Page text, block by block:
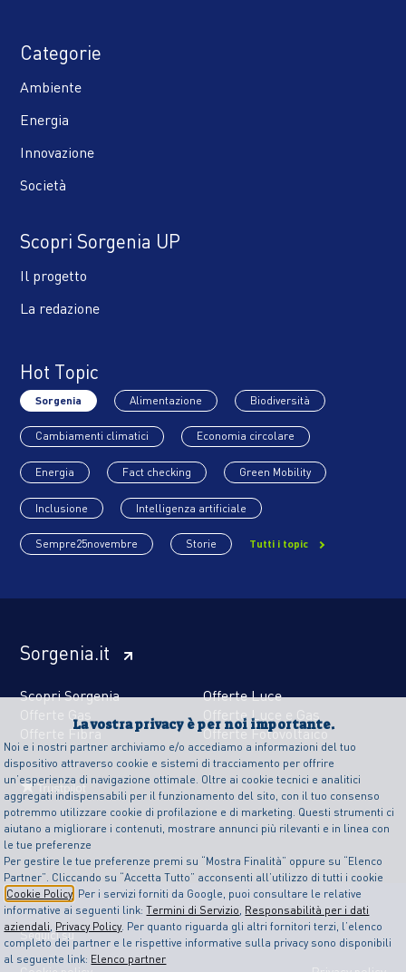
La vostra privacy è per noi importante.
Noi e i nostri partner archiviamo e/o accediamo a informazioni del tuo
dispositivo attraverso cookie e sistemi di tracciamento per offrire
un’esperienza di navigazione ottimale. Oltre ai cookie tecnici e analitici
aggregati indispensabili per il funzionamento del sito, con il tuo consenso
potremmo utilizzare cookie di profilazione e di marketing. Questi strumenti ci
aiutano a migliorare i contenuti, mostrare annunci più rilevanti e in linea con
le tue preferenze
Per gestire le tue preferenze premi su “Mostra Finalità” oppure su “Elenco
Partner”. Cliccando su “Accetta Tutto” acconsenti all’utilizzo di tutti i cookie
Cookie Policy . Per i servizi forniti da Google, puoi consultare le relative
informative ai seguenti link:Termini di Servizio, Responsabilità per i dati
aziendali, Privacy Policy. Per quanto riguarda gli altri fornitori terzi, l’elenco
completo dei partner e le rispettive informative sulla privacy sono disponibili
al seguente link: Elenco partner
Categorie
Ambiente
Energia
Innovazione
Società
Scopri Sorgenia UP
Il progetto
La redazione
Hot Topic
Sorgenia Alimentazione Biodiversità
Cambiamenti climatici Economia circolare
Energia Fact checking Green Mobility
Inclusione Intelligenza artificiale
Sempre25novembre Storie Tutti i topic
Sorgenia.it
Scopri Sorgenia
Offerte Luce
Offerte Gas
Offerte Luce e Gas
Offerte Fibra
Offerte Fotovoltaico
Seguici su